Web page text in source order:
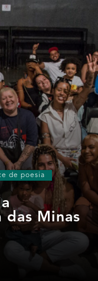
de poesia
das Minas